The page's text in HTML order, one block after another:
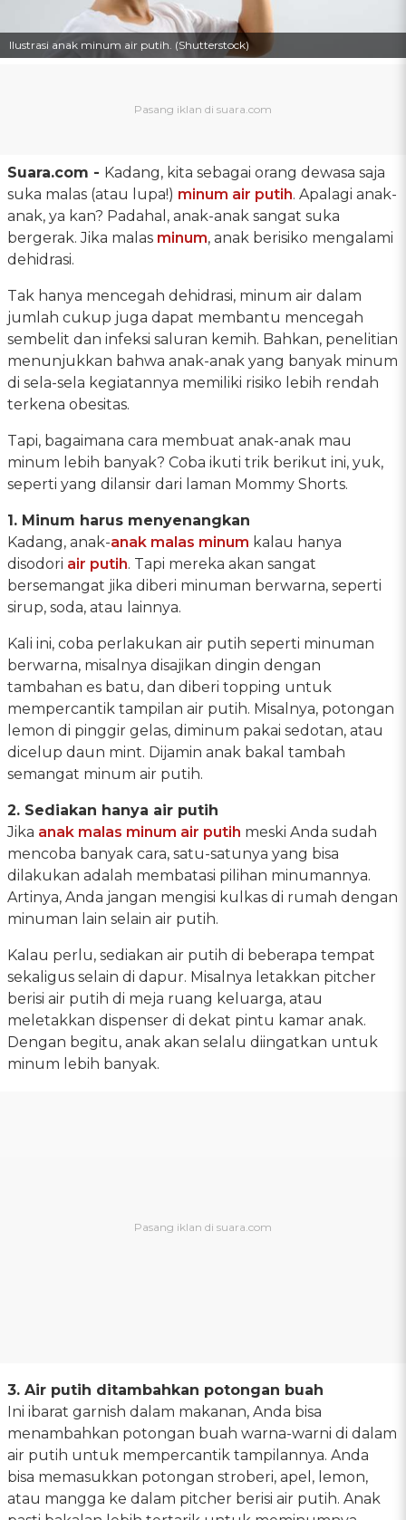
Ilustrasi anak minum air putih. (Shutterstock)
Suara.com - Kadang, kita sebagai orang dewasa saja
suka malas (atau lupa!) minum air putih. Apalagi anak-
anak, ya kan? Padahal, anak-anak sangat suka
bergerak. Jika malas minum, anak berisiko mengalami
dehidrasi.
Tak hanya mencegah dehidrasi, minum air dalam
jumlah cukup juga dapat membantu mencegah
sembelit dan infeksi saluran kemih. Bahkan, penelitian
menunjukkan bahwa anak-anak yang banyak minum
di sela-sela kegiatannya memiliki risiko lebih rendah
terkena obesitas.
Tapi, bagaimana cara membuat anak-anak mau
minum lebih banyak? Coba ikuti trik berikut ini, yuk,
seperti yang dilansir dari laman Mommy Shorts.
1. Minum harus menyenangkan
Kadang, anak-anak malas minum kalau hanya
disodori air putih. Tapi mereka akan sangat
bersemangat jika diberi minuman berwarna, seperti
sirup, soda, atau lainnya.
Kali ini, coba perlakukan air putih seperti minuman
berwarna, misalnya disajikan dingin dengan
tambahan es batu, dan diberi topping untuk
mempercantik tampilan air putih. Misalnya, potongan
lemon di pinggir gelas, diminum pakai sedotan, atau
dicelup daun mint. Dijamin anak bakal tambah
semangat minum air putih.
2. Sediakan hanya air putih
Jika anak malas minum air putih meski Anda sudah
mencoba banyak cara, satu-satunya yang bisa
dilakukan adalah membatasi pilihan minumannya.
Artinya, Anda jangan mengisi kulkas di rumah dengan
minuman lain selain air putih.
Kalau perlu, sediakan air putih di beberapa tempat
sekaligus selain di dapur. Misalnya letakkan pitcher
berisi air putih di meja ruang keluarga, atau
meletakkan dispenser di dekat pintu kamar anak.
Dengan begitu, anak akan selalu diingatkan untuk
minum lebih banyak.
3. Air putih ditambahkan potongan buah
Ini ibarat garnish dalam makanan, Anda bisa
menambahkan potongan buah warna-warni di dalam
air putih untuk mempercantik tampilannya. Anda
bisa memasukkan potongan stroberi, apel, lemon,
atau mangga ke dalam pitcher berisi air putih. Anak